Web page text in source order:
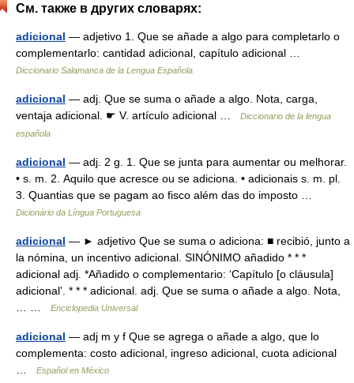
См. также в других словарях:
adicional — adjetivo 1. Que se añade a algo para completarlo o
complementarlo: cantidad adicional, capítulo adicional …
Diccionario Salamanca de la Lengua Española
adicional — adj. Que se suma o añade a algo. Nota, carga,
ventaja adicional. ☛ V. artículo adicional …
Diccionario de la lengua
española
adicional — adj. 2 g. 1. Que se junta para aumentar ou melhorar.
• s. m. 2. Aquilo que acresce ou se adiciona. • adicionais s. m. pl.
3. Quantias que se pagam ao fisco além das do imposto …
Dicionário da Língua Portuguesa
adicional — ► adjetivo Que se suma o adiciona: ■ recibió, junto a
la nómina, un incentivo adicional. SINÓNIMO añadido * * *
adicional adj. *Añadido o complementario: ‘Capítulo [o cláusula]
adicional’. * * * adicional. adj. Que se suma o añade a algo. Nota,
Enciclopedia Universal
adicional — adj m y f Que se agrega o añade a algo, que lo
complementa: costo adicional, ingreso adicional, cuota adicional
Español en México